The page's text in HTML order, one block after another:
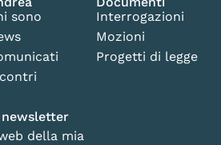
sono
Interrogazioni
Mozioni
Progetti di legge
della mia